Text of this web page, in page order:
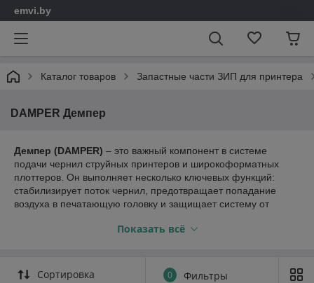
emvi.by
Каталог товаров Запастные части ЗИП для принтера
DAMPER Демпер
Демпер (DAMPER) – это важный компонент в системе
подачи чернил струйных принтеров и широкоформатных
плоттеров. Он выполняет несколько ключевых функций:
стабилизирует поток чернил, предотвращает попадание
воздуха в печатающую головку и защищает систему от
Функции и назначение демперов
крупных частиц и загрязнений в печатающую головку,
Показать всё
Сортировка 0 Фильтры